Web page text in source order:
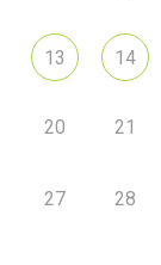
13 14
20 21
27 28